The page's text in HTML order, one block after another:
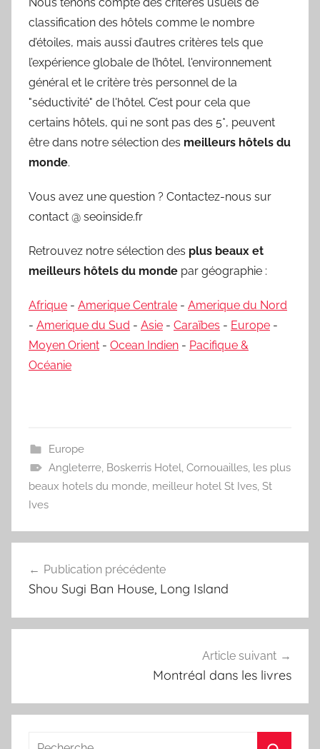
classification des hôtels comme le nombre
d’étoiles, mais aussi d’autres critères tels que
l’expérience globale de l’hôtel, l'environnement
général et le critère très personnel de la
"séductivité" de l'hôtel. C’est pour cela que
certains hôtels, qui ne sont pas des 5*, peuvent
être dans notre sélection des meilleurs hôtels du
monde.
Vous avez une question ? Contactez-nous sur
contact @ seoinside.fr
Retrouvez notre sélection des plus beaux et
meilleurs hôtels du monde par géographie :
Afrique - Amerique Centrale - Amerique du Nord
- Amerique du Sud - Asie - Caraïbes - Europe -
Moyen Orient - Ocean Indien - Pacifique &
Océanie
Europe
Angleterre, Boskerris Hotel, Cornouailles, les plus
beaux hotels du monde, meilleur hotel St Ives, St
Ives
de
Publication précédente
Shou Sugi Ban House, Long Island
Article suivant
Montréal dans les livres
Recherche